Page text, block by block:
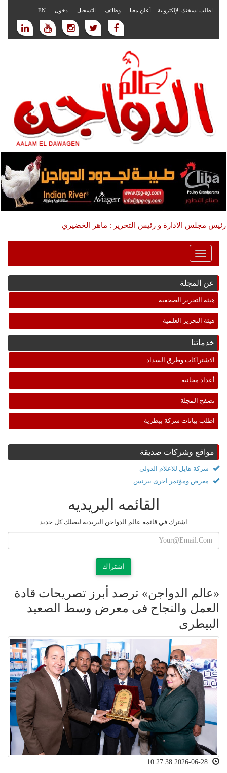
اطلب نسختك الإلكترونية أعلن معنا وظائف التسجيل دخول EN
رئيس مجلس الادارة و رئيس التحرير : ماهر الخضيري
Toggle
Navigation
عن المجلة
هيئة التحرير الصحفية
هيئة التحرير العلمية
خدماتنا
الاشتراكات وطرق السداد
أعداد مجانية
تصفح المجلة
اطلب بيانات شركة بيطرية
مواقع وشركات صديقة
شركة هايل للاعلام الدولى
معرض ومؤتمر اجرى بيزنس
القائمه البريديه
اشترك في قائمة عالم الدواجن البريديه ليصلك كل جديد
اشتراك
«عالم الدواجن» ترصد أبرز تصريحات قادة
العمل والنجاح فى معرض وسط الصعيد
البيطرى